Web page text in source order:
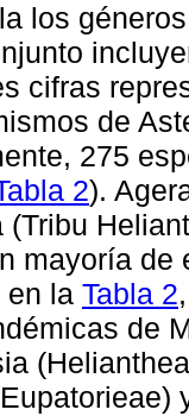
los
cifras
de
275
2).
(Tribu
mayoría
en la Tabla 2
de